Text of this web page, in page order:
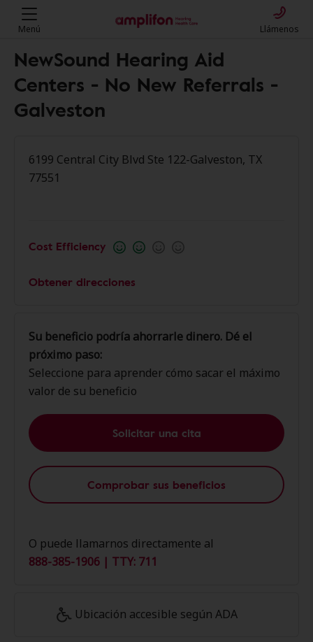
Menú Llámenos
NewSound Hearing Aid
Centers - No New Referrals -
Galveston
6199 Central City Blvd Ste 122-Galveston, TX
77551
Cost Efficiency
Obtener direcciones
Su beneficio podría ahorrarle dinero. Dé el
próximo paso:
Seleccione para aprender cómo sacar el máximo
valor de su beneficio
Solicitar una cita
Comprobar sus beneficios
O puede llamarnos directamente al
888-385-1906 | TTY: 711
Ubicación accesible según ADA